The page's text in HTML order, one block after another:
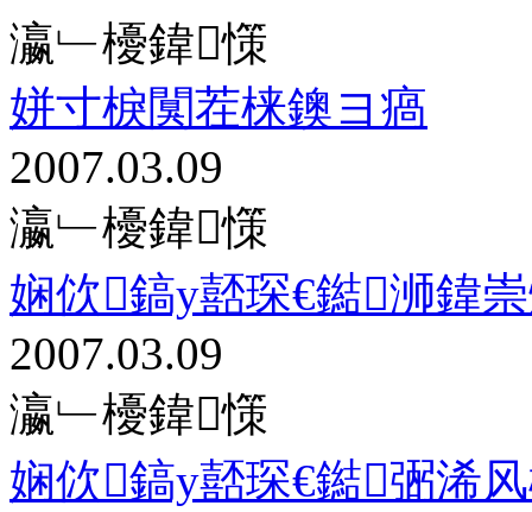
瀛﹂櫌鍏憡
姘寸棙闃茬梾鐭ヨ瘑
2007.03.09
瀛﹂櫌鍏憡
娴佽鎬у嚭琛€鐑浉鍏
2007.03.09
瀛﹂櫌鍏憡
娴佽鎬у嚭琛€鐑弻浠